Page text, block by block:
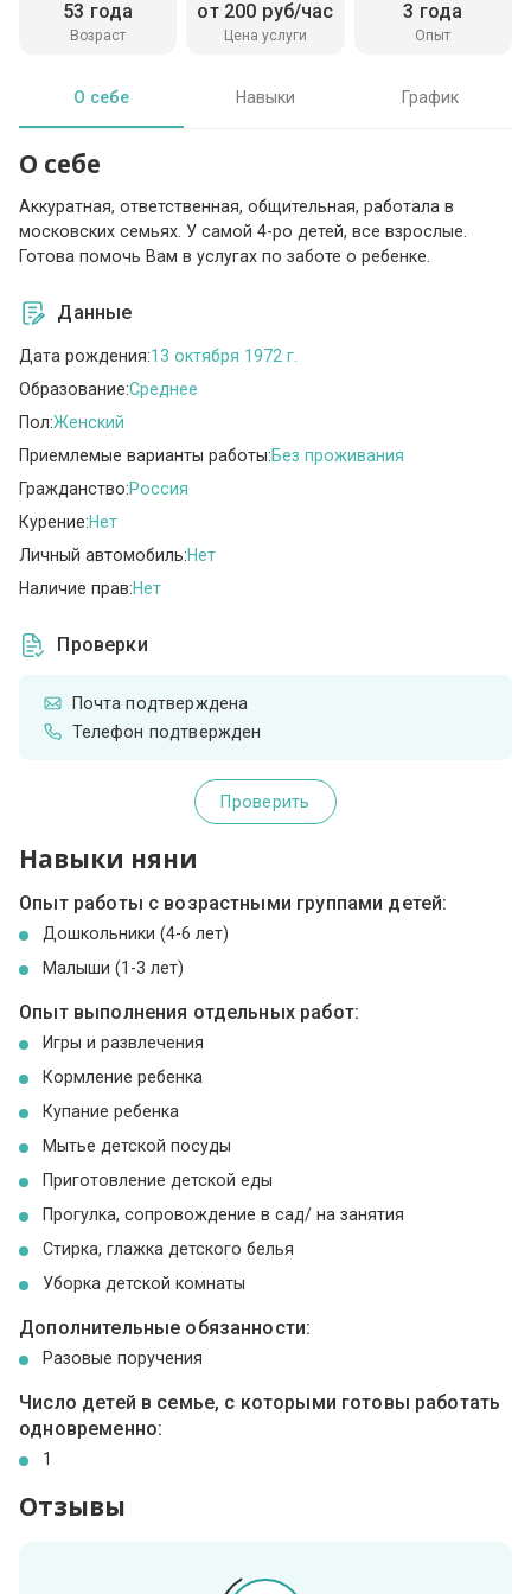
Возраст
53 года
Цена услуги
от 200 руб/час
Опыт
3 года
О себе Навыки График
О себе
Аккуратная, ответственная, общительная, работала в
московских семьях. У самой 4-ро детей, все взрослые.
Готова помочь Вам в услугах по заботе о ребенке.
Данные
Дата рождения:13 октября 1972 г.
Образование:Среднее
Пол:Женский
Приемлемые варианты работы:Без проживания
Гражданство:Россия
Курение:Нет
Личный автомобиль:Нет
Наличие прав:Нет
Проверки
Почта подтверждена
Телефон подтвержден
Проверить
Навыки няни
Опыт работы с возрастными группами детей:
Дошкольники (4-6 лет)
Малыши (1-3 лет)
Опыт выполнения отдельных работ:
Игры и развлечения
Кормление ребенка
Купание ребенка
Мытье детской посуды
Приготовление детской еды
Прогулка, сопровождение в сад/ на занятия
Стирка, глажка детского белья
Уборка детской комнаты
Дополнительные обязанности:
Разовые поручения
Число детей в семье, с которыми готовы работать
одновременно:
1
Отзывы